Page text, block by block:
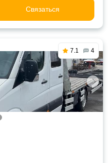
Связаться
7.1 4